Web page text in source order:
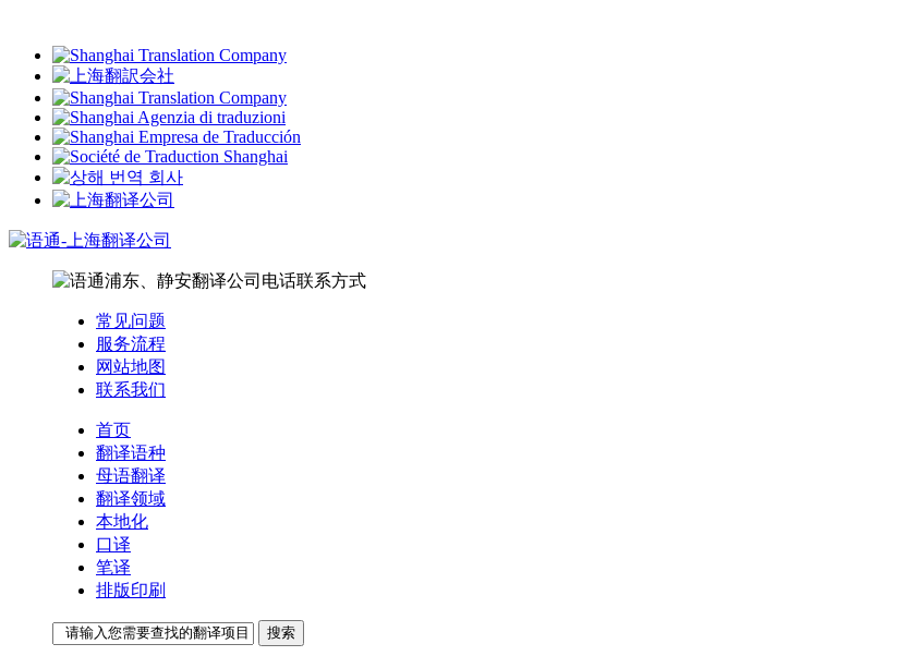
常见问题
服务流程
网站地图
联系我们
首页
翻译语种
母语翻译
翻译领域
本地化
口译
笔译
排版印刷